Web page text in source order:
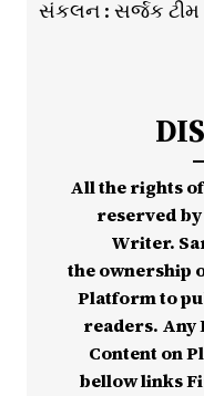
સંકલન : સર્જક ટીમ
All the rights
reserved
Writer.
the ownership
Platform to
readers. Any
Content on
bellow links